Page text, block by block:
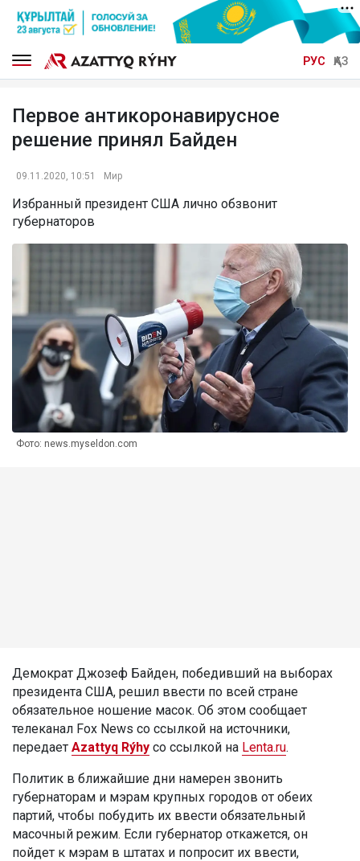
РУС ҚАЗ
Первое антикоронавирусное
решение принял Байден
09.11.2020, 10:51 Мир
Избранный президент США лично обзвонит
губернаторов
Фото: news.myseldon.com
Демократ Джозеф Байден, победивший на выборах
президента США, решил ввести по всей стране
обязательное ношение масок. Об этом сообщает
телеканал Fox News со ссылкой на источники,
передает Azattyq Rýhy со ссылкой на Lenta.ru.
Политик в ближайшие дни намерен звонить
губернаторам и мэрам крупных городов от обеих
партий, чтобы побудить их ввести обязательный
масочный режим. Если губернатор откажется, он
пойдет к мэрам в штатах и попросит их ввести,